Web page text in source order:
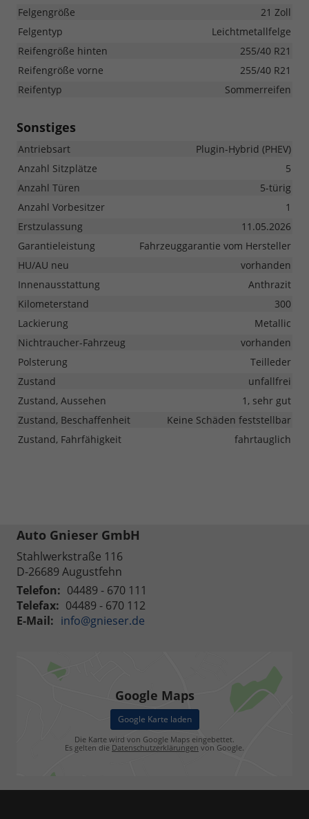
Felgengröße
21 Zoll
Felgentyp
Leichtmetallfelge
Reifengröße hinten
255/40 R21
Reifengröße vorne
255/40 R21
Reifentyp
Sommerreifen
Sonstiges
Antriebsart
Plugin-Hybrid (PHEV)
Anzahl Sitzplätze
5
Anzahl Türen
5-türig
Anzahl Vorbesitzer
1
Erstzulassung
11.05.2026
Garantieleistung
Fahrzeuggarantie vom Hersteller
HU/AU neu
vorhanden
Innenausstattung
Anthrazit
Kilometerstand
300
Lackierung
Metallic
Nichtraucher-Fahrzeug
vorhanden
Polsterung
Teilleder
Zustand
unfallfrei
Zustand, Aussehen
1, sehr gut
Zustand, Beschaffenheit
Keine Schäden feststellbar
Zustand, Fahrfähigkeit
fahrtauglich
Auto Gnieser GmbH
Stahlwerkstraße 116
D-26689 Augustfehn
Telefon: 04489 - 670 111
Telefax: 04489 - 670 112
E-Mail: info@gnieser.de
Google Maps
Google Karte laden
Die Karte wird von Google Maps eingebettet.
Es gelten die Datenschutzerklärungen von Google.